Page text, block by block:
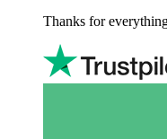
Thanks for